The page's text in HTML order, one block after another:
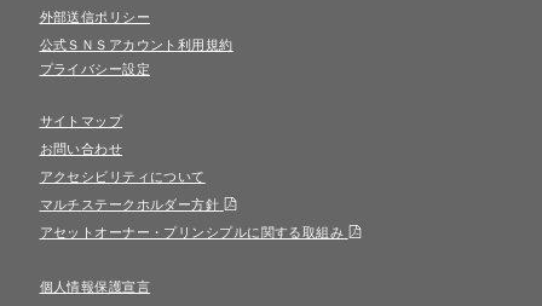
外部送信ポリシー
公式ＳＮＳアカウント利用規約
プライバシー設定
サイトマップ
お問い合わせ
アクセシビリティについて
マルチステークホルダー方針
アセットオーナー・プリンシプルに関する取組み
個人情報保護宣言